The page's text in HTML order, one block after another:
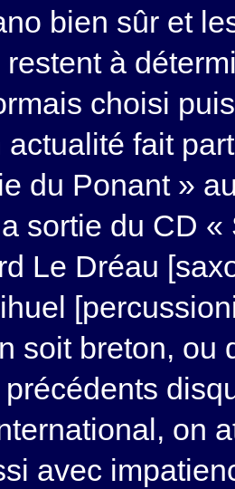
bien sûr et
à
choisi
actualité fait
du Ponant »
sortie du CD «
Le Dréau
soit breton, ou
on
avec